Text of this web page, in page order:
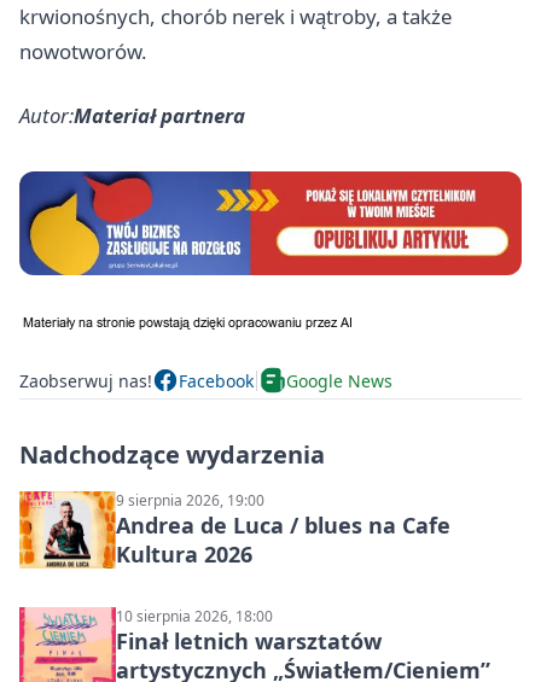
krwionośnych, chorób nerek i wątroby, a także
nowotworów.
Autor:Materiał partnera
Zaobserwuj nas! Facebook Google News
Nadchodzące wydarzenia
9 sierpnia 2026, 19:00
Andrea de Luca / blues na Cafe
Kultura 2026
10 sierpnia 2026, 18:00
Finał letnich warsztatów
artystycznych „Światłem/Cieniem”